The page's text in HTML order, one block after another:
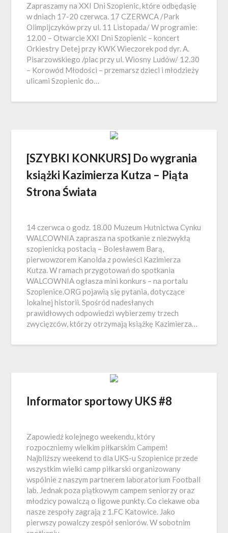
Zapraszamy na XXI Dni Szopienic, które odbędąsię
w dniach 17-20 czerwca. 17 CZERWCA /Park
Olimpijczyków przy ul. 11 Listopada/ W programie:
12.00 – Otwarcie XXI Dni Szopienic – koncert
Orkiestry Detej przy KWK Wieczorek pod dyr. A.
Pisarzowskiego /plac przy ul. Wiosny Ludów/ 12.30
– Korowód Młodości – przemarsz dzieci i młodzieży
ulicami Szopienic do…
[SZYBKI KONKURS] Do wygrania
książki Kazimierza Kutza – Piąta
Strona Świata
14 czerwca o godz. 18.00 Muzeum Hutnictwa Cynku
WALCOWNIA zaprasza na spotkanie z niezwykłą
szopienicką postacią – Bolesławem Barą,
pierwowzorem Kanolda z powieści Kazimierza
Kutza. W ramach przygotowań do spotkania
WALCOWNIA ogłasza mini konkurs – na portalu
Szopienice.ORG pojawią się pytania, dotyczące
lokalnej historii. Spośród nadesłanych
prawidłowych odpowiedzi wybierzemy trzech
zwycięzców, którzy otrzymają książkę Kazimierza…
Informator sportowy UKS #8
Zapowiedź kolejnego weekendu, który
rozpoczniemy wielkim piłkarskim Campem!
Najbliższy weekend to dla UKS-u Szopienice przede
wszystkim wielki camp piłkarski organizowany
wspólnie z naszym partnerem laboratorium Football
lab. Jednak poza piątkowym campem seniorzy oraz
młodzicy powalczą o ligowe punkty. Co ciekawe oba
nasze zespoły zagrają z 1.FC Katowice. Jako
pierwszy powalczy zespół seniorów. W sobotnim